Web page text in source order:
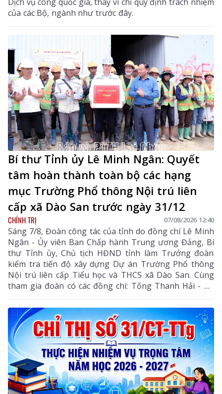
của các Bộ, ngành như trước đây.
Bí thư Tỉnh ủy Lê Minh Ngân: Quyết
tâm hoàn thành toàn bộ các hạng
mục Trường Phổ thông Nội trú liên
cấp xã Dào San trước ngày 31/12
CHÍNH TRỊ 07/08/2026 12:40
Sáng 7/8, Đoàn công tác của tỉnh do đồng chí Lê Minh
Ngân - Ủy viên Ban Chấp hành Trung ương Đảng, Bí
thư Tỉnh ủy, Chủ tịch HĐND tỉnh làm Trưởng đoàn
kiểm tra tiến độ xây dựng Dự án Trường Phổ thông
Nội trú liên cấp Tiểu học và THCS xã Dào San. Cùng
tham gia đoàn có các đồng chí: Tống Thanh Hải - Uỷ
viên Ban Thường vụ Tỉnh ủy, Phó Chủ tịch Thường
trực UBND tỉnh; Lê Đức Dục - Ủy viên Ban Thường vụ,
Trưởng Ban Tuyên giáo và Dân vận Tỉnh ủy; lãnh đạo
một số sở, ngành liên quan và xã Dào San.